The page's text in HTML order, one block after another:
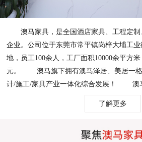
澳马家具，是全国酒店家具、工程定制
企业。公司位于东莞市常平镇岗梓大埔工
地，员工100余人，工厂面积10000余平方
元。 澳马旗下拥有澳马泽居、美居一格
计/施工/家具产业一体化综合发展！ 澳
了解更多